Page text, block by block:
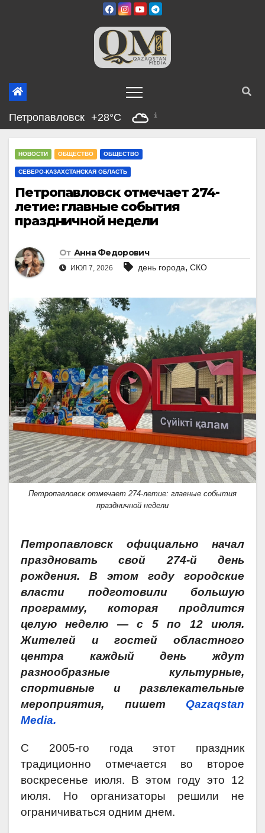
Петропавловск +28°C
НОВОСТИ ОБЩЕСТВО ОБЩЕСТВО
СЕВЕРО-КАЗАХСТАНСКАЯ ОБЛАСТЬ
Петропавловск отмечает 274-
летие: главные события
праздничной недели
От Анна Федорович
ИЮЛ 7, 2026 день города, СКО
Петропавловск отмечает 274-летие: главные события
праздничной недели
Петропавловск официально начал
праздновать свой 274-й день
рождения. В этом году городские
власти подготовили большую
программу, которая продлится
целую неделю — с 5 по 12 июля.
Жителей и гостей областного
центра каждый день ждут
разнообразные культурные,
спортивные и развлекательные
мероприятия, пишет Qazaqstan
Media.
С 2005-го года этот праздник
традиционно отмечается во второе
воскресенье июля. В этом году это 12
июля. Но организаторы решили не
ограничиваться одним днем.